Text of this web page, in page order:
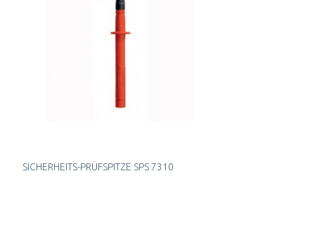
SICHERHEITS-PRÜFSPITZE SPS 7310